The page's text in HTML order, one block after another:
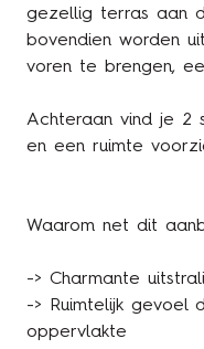
gezellig terras aan
bovendien worden
voren te brengen,
Achteraan vind je 2
en een ruimte
Waarom net dit
-> Charmante
-> Ruimtelijk gevoel
oppervlakte